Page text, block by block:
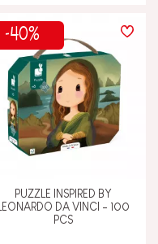
-40%
PUZZLE INSPIRED BY
LEONARDO DA VINCI - 100
PCS